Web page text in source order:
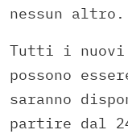
nessun altro.
Tutti i nuovi
possono
saranno
partire dal